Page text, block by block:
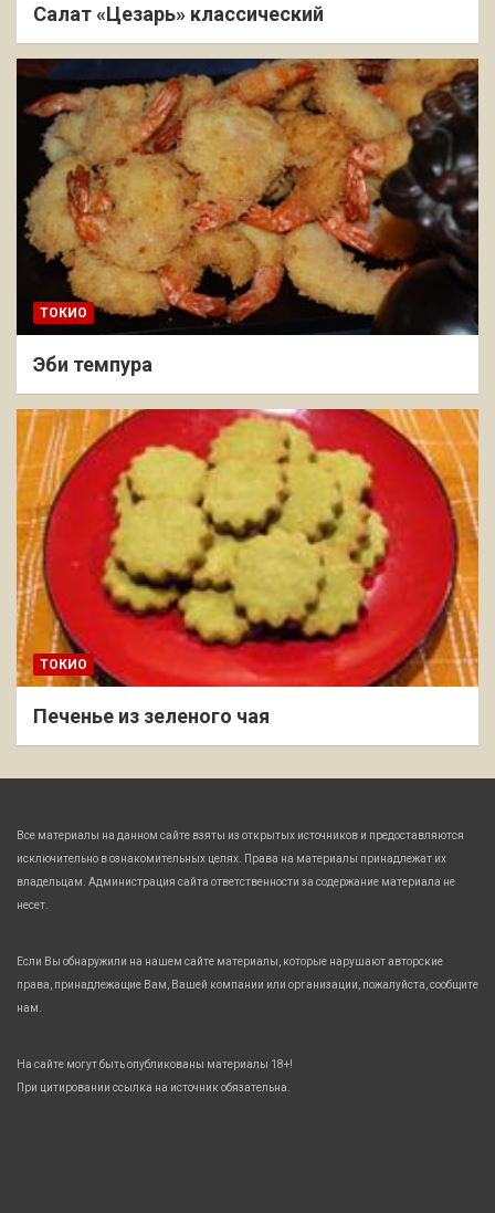
Салат «Цезарь» классический
ТОКИО
Эби темпура
ТОКИО
Печенье из зеленого чая
Все материалы на данном сайте взяты из открытых источников и предоставляются
исключительно в ознакомительных целях. Права на материалы принадлежат их
владельцам. Администрация сайта ответственности за содержание материала не
несет.
Если Вы обнаружили на нашем сайте материалы, которые нарушают авторские
права, принадлежащие Вам, Вашей компании или организации, пожалуйста, сообщите
нам.
На сайте могут быть опубликованы материалы 18+!
При цитировании ссылка на источник обязательна.